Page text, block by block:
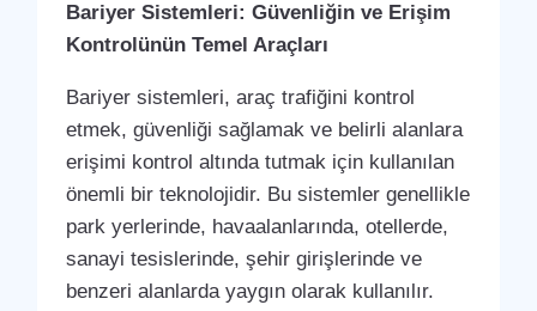
Bariyer Sistemleri: Güvenliğin ve Erişim
Kontrolünün Temel Araçları
Bariyer sistemleri, araç trafiğini kontrol
etmek, güvenliği sağlamak ve belirli alanlara
erişimi kontrol altında tutmak için kullanılan
önemli bir teknolojidir. Bu sistemler genellikle
park yerlerinde, havaalanlarında, otellerde,
sanayi tesislerinde, şehir girişlerinde ve
benzeri alanlarda yaygın olarak kullanılır.